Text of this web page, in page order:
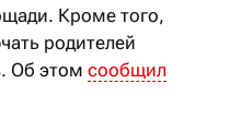
Кроме того,
родителей
Об этом сообщил